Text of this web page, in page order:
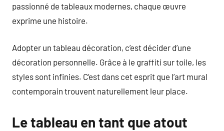
passionné de tableaux modernes, chaque œuvre
exprime une histoire.
Adopter un tableau décoration, c’est décider d’une
décoration personnelle. Grâce à le graffiti sur toile, les
styles sont infinies. C’est dans cet esprit que l’art mural
contemporain trouvent naturellement leur place.
Le tableau en tant que atout